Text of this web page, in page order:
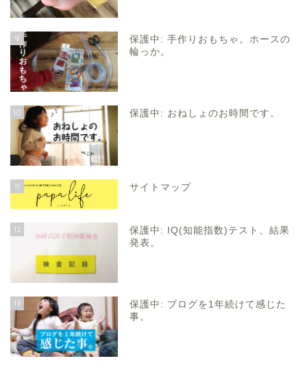
9
保護中: 手作りおもちゃ。ホースの
輪っか。
10 保護中: おねしょのお時間です。
11 サイトマップ
12
保護中: IQ(知能指数)テスト、結果
発表。
13
保護中: ブログを1年続けて感じた
事。